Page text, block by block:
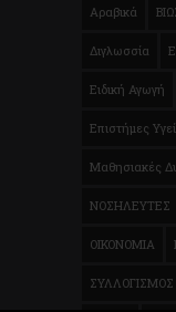
Αραβικά
Διγλωσσία
Ειδική Αγωγή
Επιστήμες
Μαθησιακές
ΝΟΣΗΛΕΥΤΕΣ
ΟΙΚΟΝΟΜΙΑ
ΣΥΛΛΟΓΙΣΜΟΣ